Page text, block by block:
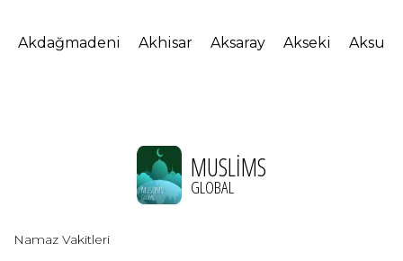
Akdağmadeni Akhisar Aksaray Akseki Aksu
MUSLIMS
GLOBAL
Namaz Vakitleri